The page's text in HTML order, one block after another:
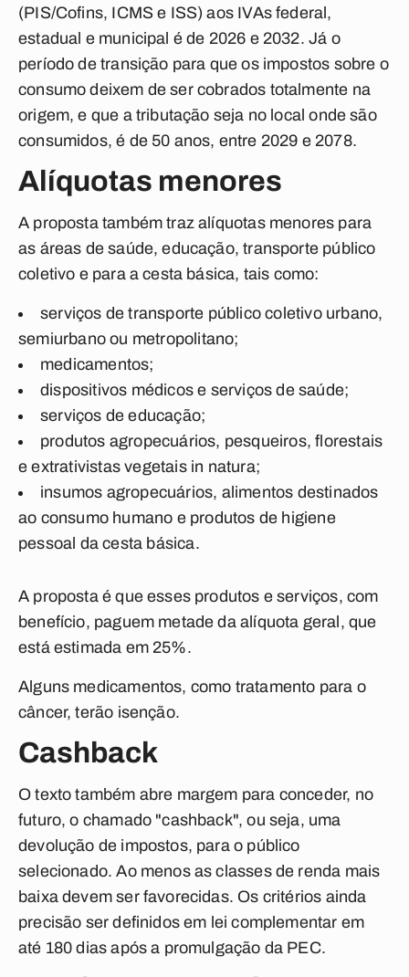
(PIS/Cofins, ICMS e ISS) aos IVAs federal,
estadual e municipal é de 2026 e 2032. Já o
período de transição para que os impostos sobre o
consumo deixem de ser cobrados totalmente na
origem, e que a tributação seja no local onde são
consumidos, é de 50 anos, entre 2029 e 2078.
Alíquotas menores
A proposta também traz alíquotas menores para
as áreas de saúde, educação, transporte público
coletivo e para a cesta básica, tais como:
serviços de transporte público coletivo urbano,
semiurbano ou metropolitano;
medicamentos;
dispositivos médicos e serviços de saúde;
serviços de educação;
produtos agropecuários, pesqueiros, florestais
e extrativistas vegetais in natura;
insumos agropecuários, alimentos destinados
ao consumo humano e produtos de higiene
pessoal da cesta básica.
A proposta é que esses produtos e serviços, com
benefício, paguem metade da alíquota geral, que
está estimada em 25%.
Alguns medicamentos, como tratamento para o
câncer, terão isenção.
Cashback
O texto também abre margem para conceder, no
futuro, o chamado "cashback", ou seja, uma
devolução de impostos, para o público
selecionado. Ao menos as classes de renda mais
baixa devem ser favorecidas. Os critérios ainda
precisão ser definidos em lei complementar em
até 180 dias após a promulgação da PEC.